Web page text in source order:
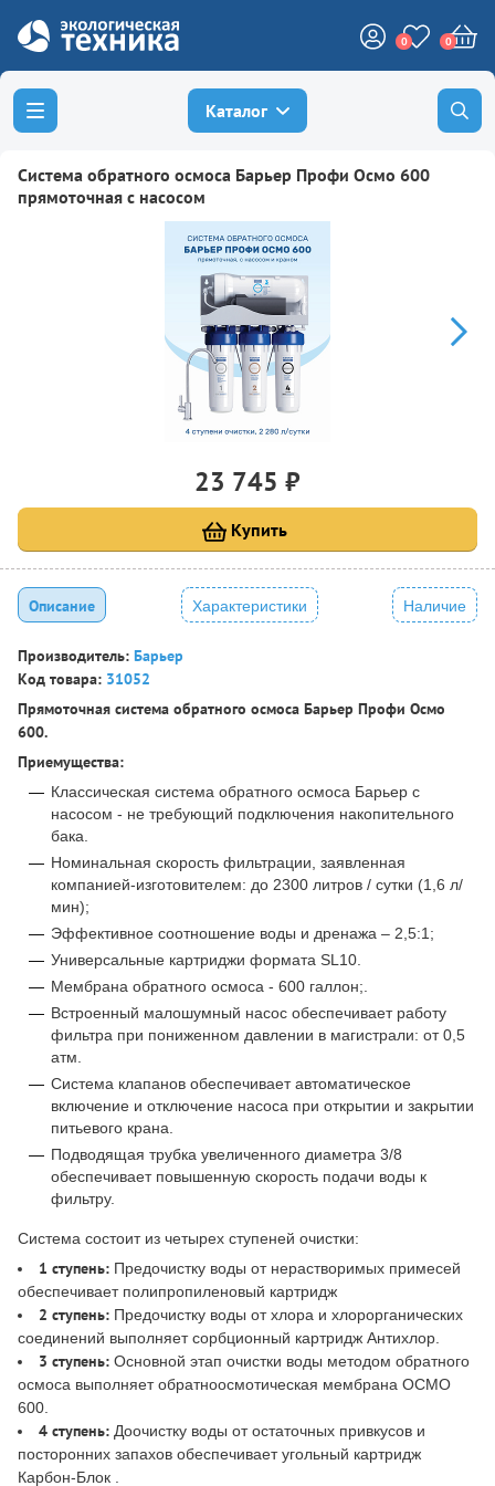
0 0
Каталог
Система обратного осмоса Барьер Профи Осмо 600
прямоточная с насосом
23 745 ₽
Купить
Описание Характеристики Наличие
Производитель: Барьер
Код товара: 31052
Прямоточная система обратного осмоса Барьер Профи Осмо
600.
Приемущества:
Классическая система обратного осмоса Барьер с
насосом - не требующий подключения накопительного
бака.
Номинальная скорость фильтрации, заявленная
компанией-изготовителем: до 2300 литров / сутки (1,6 л/
мин);
Эффективное соотношение воды и дренажа – 2,5:1;
Универсальные картриджи формата SL10.
Мембрана обратного осмоса - 600 галлон;.
Встроенный малошумный насос обеспечивает работу
фильтра при пониженном давлении в магистрали: от 0,5
атм.
Система клапанов обеспечивает автоматическое
включение и отключение насоса при открытии и закрытии
питьевого крана.
Подводящая трубка увеличенного диаметра 3/8
обеспечивает повышенную скорость подачи воды к
фильтру.
Система состоит из четырех ступеней очистки:
1 ступень: Предочистку воды от нерастворимых примесей
обеспечивает полипропиленовый картридж
2 ступень: Предочистку воды от хлора и хлорорганических
соединений выполняет сорбционный картридж Антихлор.
3 ступень: Основной этап очистки воды методом обратного
осмоса выполняет обратноосмотическая мембрана ОСМО
600.
4 ступень: Доочистку воды от остаточных привкусов и
посторонних запахов обеспечивает угольный картридж
Карбон-Блок .